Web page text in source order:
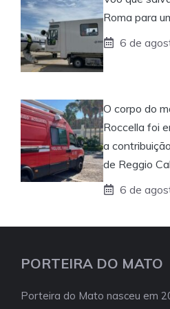
Roma para
6 de
O corpo do
Roccella foi
a
de Reggio
6 de
PORTEIRA DO MATO
Porteira do Mato nasceu em